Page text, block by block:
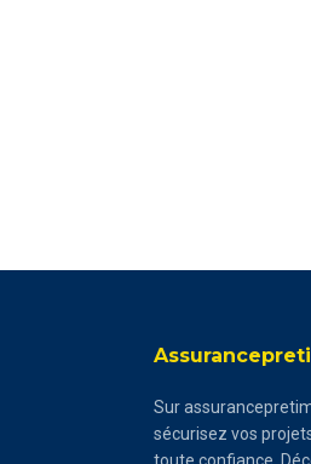
Sur
sécurisez vos